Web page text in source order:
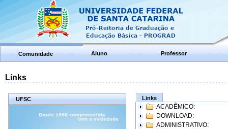
Comunidade Aluno Professor
Links
UFSC Links
ACADÊMICO:
DOWNLOAD:
ADMINISTRATIVO: